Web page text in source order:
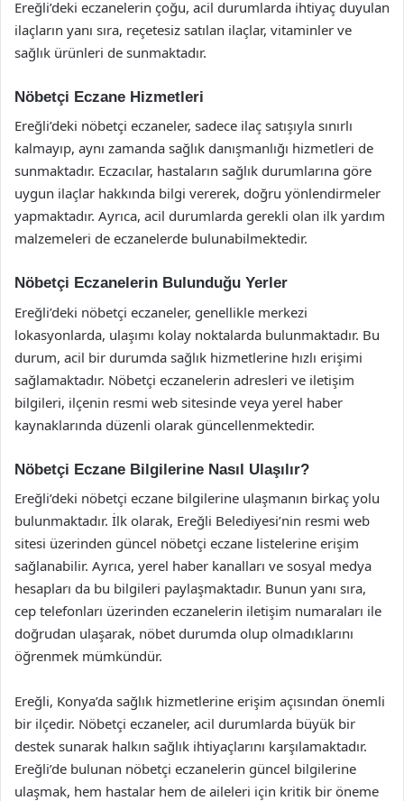
Ereğli’deki eczanelerin çoğu, acil durumlarda ihtiyaç duyulan
ilaçların yanı sıra, reçetesiz satılan ilaçlar, vitaminler ve
sağlık ürünleri de sunmaktadır.
Nöbetçi Eczane Hizmetleri
Ereğli’deki nöbetçi eczaneler, sadece ilaç satışıyla sınırlı
kalmayıp, aynı zamanda sağlık danışmanlığı hizmetleri de
sunmaktadır. Eczacılar, hastaların sağlık durumlarına göre
uygun ilaçlar hakkında bilgi vererek, doğru yönlendirmeler
yapmaktadır. Ayrıca, acil durumlarda gerekli olan ilk yardım
malzemeleri de eczanelerde bulunabilmektedir.
Nöbetçi Eczanelerin Bulunduğu Yerler
Ereğli’deki nöbetçi eczaneler, genellikle merkezi
lokasyonlarda, ulaşımı kolay noktalarda bulunmaktadır. Bu
durum, acil bir durumda sağlık hizmetlerine hızlı erişimi
sağlamaktadır. Nöbetçi eczanelerin adresleri ve iletişim
bilgileri, ilçenin resmi web sitesinde veya yerel haber
kaynaklarında düzenli olarak güncellenmektedir.
Nöbetçi Eczane Bilgilerine Nasıl Ulaşılır?
Ereğli’deki nöbetçi eczane bilgilerine ulaşmanın birkaç yolu
bulunmaktadır. İlk olarak, Ereğli Belediyesi’nin resmi web
sitesi üzerinden güncel nöbetçi eczane listelerine erişim
sağlanabilir. Ayrıca, yerel haber kanalları ve sosyal medya
hesapları da bu bilgileri paylaşmaktadır. Bunun yanı sıra,
cep telefonları üzerinden eczanelerin iletişim numaraları ile
doğrudan ulaşarak, nöbet durumda olup olmadıklarını
öğrenmek mümkündür.
Ereğli, Konya’da sağlık hizmetlerine erişim açısından önemli
bir ilçedir. Nöbetçi eczaneler, acil durumlarda büyük bir
destek sunarak halkın sağlık ihtiyaçlarını karşılamaktadır.
Ereğli’de bulunan nöbetçi eczanelerin güncel bilgilerine
ulaşmak, hem hastalar hem de aileleri için kritik bir öneme